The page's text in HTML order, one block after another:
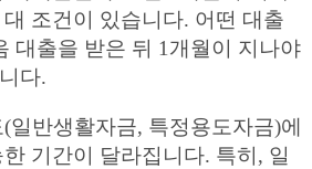
조건이 있습니다. 어떤 대출
대출을 받은 뒤 1개월이 지나야
다.
일반생활자금, 특정용도자금)에
기간이 달라집니다. 특히, 일